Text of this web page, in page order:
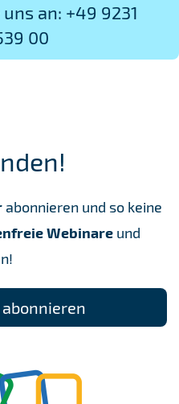
an: +49 9231
00
abonnieren und so keine
Webinare und